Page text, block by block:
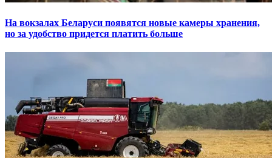
На вокзалах Беларуси появятся новые камеры хранения,
но за удобство придется платить больше